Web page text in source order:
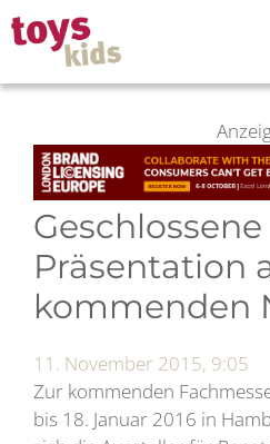
Zum
Inhalt
springen
Geschlossene
Präsentation
kommenden
11. November 2015, 9:05
Zur kommenden
bis 18. Januar 2016 in